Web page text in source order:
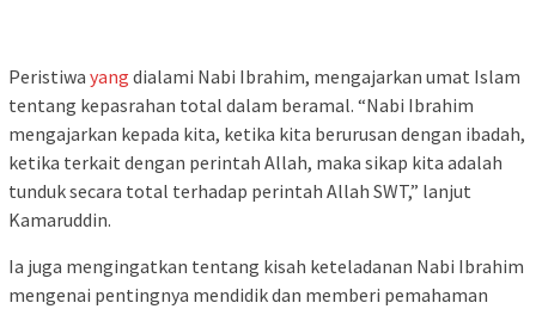
Peristiwa yang dialami Nabi Ibrahim, mengajarkan umat Islam
tentang kepasrahan total dalam beramal. “Nabi Ibrahim
mengajarkan kepada kita, ketika kita berurusan dengan ibadah,
ketika terkait dengan perintah Allah, maka sikap kita adalah
tunduk secara total terhadap perintah Allah SWT,” lanjut
Kamaruddin.
Ia juga mengingatkan tentang kisah keteladanan Nabi Ibrahim
mengenai pentingnya mendidik dan memberi pemahaman